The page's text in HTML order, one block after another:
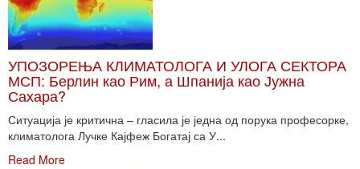
УПОЗОРЕЊА КЛИМАТОЛОГА И УЛОГА СЕКТОРА
МСП: Берлин као Рим, а Шпанија као Јужна
Сахара?
Ситуација је критична – гласила је једна од порука професорке,
климатолога Лучке Кајфеж Богатај са У...
Read More